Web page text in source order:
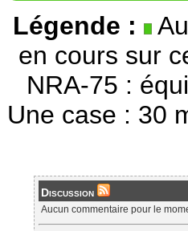
Légende :
en cours sur
NRA-75 :
Une case : 30
Discussion
Aucun commentaire pour le